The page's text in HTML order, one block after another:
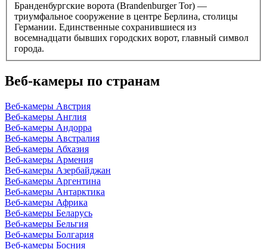
Бранденбургские ворота (Brandenburger Tor) —
триумфальное сооружение в центре Берлина, столицы
Германии. Единственные сохранившиеся из
восемнадцати бывших городских ворот, главный символ
города.
Веб-камеры по странам
Веб-камеры Австрия
Веб-камеры Англия
Веб-камеры Андорра
Веб-камеры Австралия
Веб-камеры Абхазия
Веб-камеры Армения
Веб-камеры Азербайджан
Веб-камеры Аргентина
Веб-камеры Антарктика
Веб-камеры Африка
Веб-камеры Беларусь
Веб-камеры Бельгия
Веб-камеры Болгария
Веб-камеры Босния